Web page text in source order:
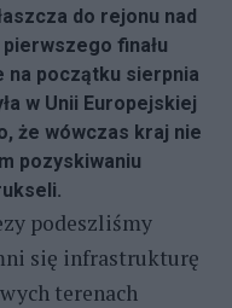
do rejonu nad
pierwszego finału
na początku sierpnia
w Unii Europejskiej
że wówczas kraj nie
pozyskiwaniu
podeszliśmy
się infrastrukturę
terenach